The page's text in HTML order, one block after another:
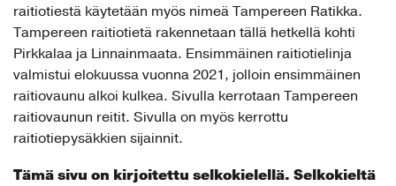
raitiotiestä käytetään myös nimeä Tampereen Ratikka.
Tampereen raitiotietä rakennetaan tällä hetkellä kohti
Pirkkalaa ja Linnainmaata. Ensimmäinen raitiotielinja
valmistui elokuussa vuonna 2021, jolloin ensimmäinen
raitiovaunu alkoi kulkea. Sivulla kerrotaan Tampereen
raitiovaunun reitit. Sivulla on myös kerrottu
raitiotiepysäkkien sijainnit.
Tämä sivu on kirjoitettu selkokielellä. Selkokieltä